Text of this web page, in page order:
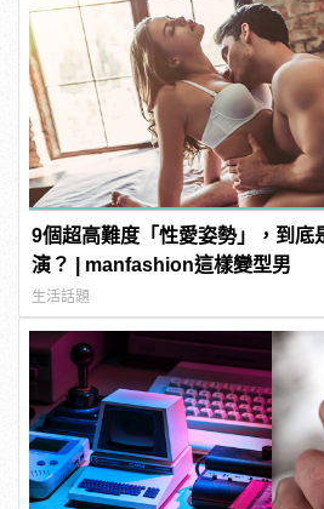
9個超高難度「性愛姿勢」，到底
演？ | manfashion這樣變型男
生活話題